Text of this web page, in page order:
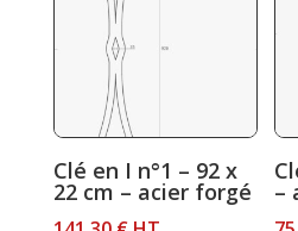
Clé en I n°1 – 92 x
22 cm – acier forgé –